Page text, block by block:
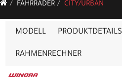
FAHRRÄDER CITY/URBAN
MODELL PRODUKTDETAILS
RAHMENRECHNER